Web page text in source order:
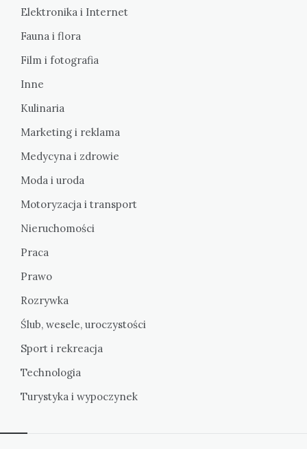
Elektronika i Internet
Fauna i flora
Film i fotografia
Inne
Kulinaria
Marketing i reklama
Medycyna i zdrowie
Moda i uroda
Motoryzacja i transport
Nieruchomości
Praca
Prawo
Rozrywka
Ślub, wesele, uroczystości
Sport i rekreacja
Technologia
Turystyka i wypoczynek